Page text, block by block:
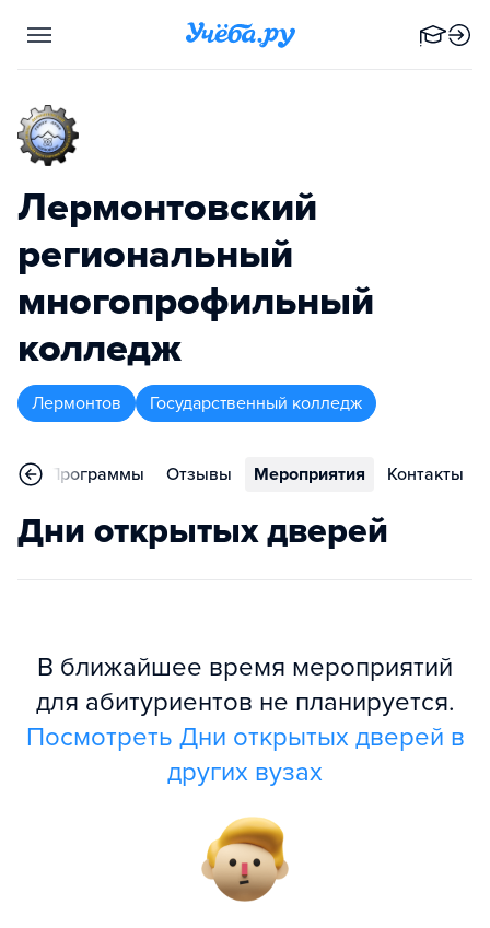
Лермонтовский
региональный
многопрофильный
колледж
Лермонтов Государственный колледж
Программы Отзывы Мероприятия Контакты
Дни открытых дверей
В ближайшее время мероприятий
для абитуриентов не планируется.
Посмотреть Дни открытых дверей в
других вузах